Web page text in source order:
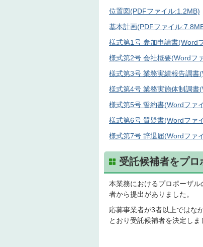
位置図(PDFファイル:1.2MB)
基本計画(PDFファイル
様式第1号 参加申請書(Word
様式第2号 会社概要(Wordフ
様式第3号 業務実績報告調書
様式第4号 業務実施体制調書
様式第5号 誓約書(Wordファ
様式第6号 質疑書(Wordファ
様式第7号 辞退届(Wordファ
受託候補者をプロ
本業務におけるプロポーザ
者から提出がありました。
応募事業者が3者以上ではな
とおり受託候補者を決定しま